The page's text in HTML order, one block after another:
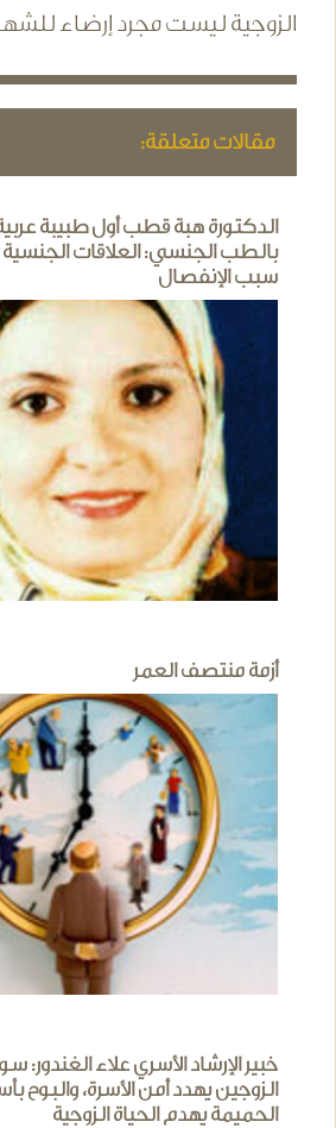
الزوجية ليست مجرد إرضاء
مقالات متعلقة:
الدكتورة هبة قطب أول طبيبة
بالطب الجنسي: العلاقات الجنسية
سبب الإنفصال
أزمة منتصف العمر
خبير الإرشاد الأسري علاء الغندور:
الزوجين يهدد أمن الأسرة، والبوح
الحميمة يهدم الحياة الزوجية